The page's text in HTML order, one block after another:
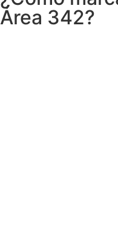
Área 342?